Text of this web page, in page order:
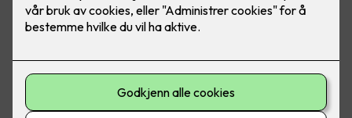
PlugPay er en kompetent og sikker løsning for deg som
En komplett operatør av ladeanlegg